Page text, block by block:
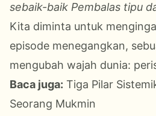
sebaik-baik Pembalas tipu
Kita diminta untuk
episode menegangkan,
mengubah wajah dunia:
Baca juga: Tiga Pilar
Seorang Mukmin